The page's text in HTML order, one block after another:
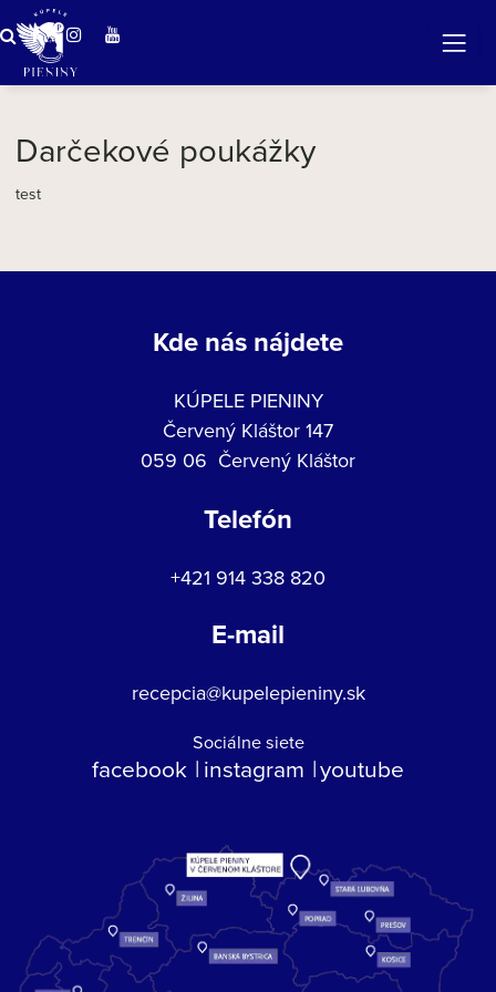
Zázračná voda v Pieninách
Darčekové poukážky
test
Kde nás nájdete
KÚPELE PIENINY
Červený Kláštor 147
059 06 Červený Kláštor
Telefón
+421 914 338 820
E-mail
recepcia@kupelepieniny.sk
Sociálne siete
facebook instagram youtube